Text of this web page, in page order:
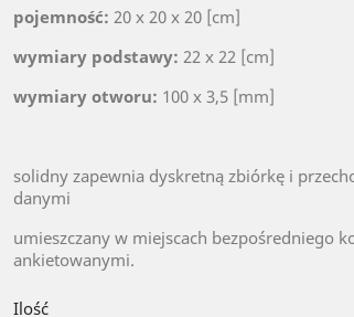
pojemność: 20 x 20 x 20 [cm]
wymiary podstawy: 22 x 22 [cm]
wymiary otworu: 100 x 3,5 [mm]
solidny zapewnia dyskretną zbiórkę i
danymi
umieszczany w miejscach bezpośredniego
ankietowanymi.
Ilość